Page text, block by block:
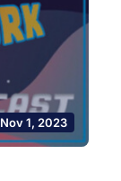
Nov 1, 2023